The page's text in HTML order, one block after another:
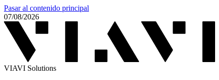
Pasar al contenido principal
07/08/2026
VIAVI Solutions